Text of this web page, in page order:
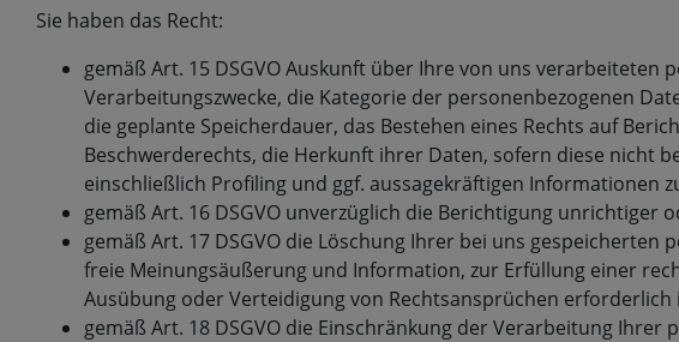
Sie haben das Recht:
gemäß Art. 15 DSGVO Auskunft über Ihre von uns
Verarbeitungszwecke, die Kategorie der personenbezogenen
die geplante Speicherdauer, das Bestehen eines Rechts auf
Beschwerderechts, die Herkunft ihrer Daten, sofern diese nicht
einschließlich Profiling und ggf. aussagekräftigen Informationen
gemäß Art. 16 DSGVO unverzüglich die Berichtigung
gemäß Art. 17 DSGVO die Löschung Ihrer bei uns
freie Meinungsäußerung und Information, zur Erfüllung einer
Ausübung oder Verteidigung von Rechtsansprüchen erforderlich
gemäß Art. 18 DSGVO die Einschränkung der Verarbeitung